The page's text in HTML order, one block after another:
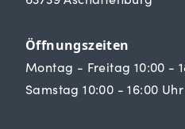
Öffnungszeiten
Montag - Freitag 10:00 -
Samstag 10:00 - 16:00 Uhr